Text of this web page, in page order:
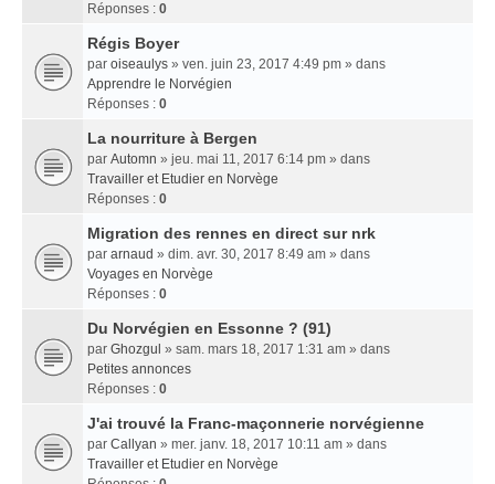
Réponses : 0
Régis Boyer
par oiseaulys » ven. juin 23, 2017 4:49 pm » dans
Apprendre le Norvégien
Réponses : 0
La nourriture à Bergen
par Automn » jeu. mai 11, 2017 6:14 pm » dans
Travailler et Etudier en Norvège
Réponses : 0
Migration des rennes en direct sur nrk
par arnaud » dim. avr. 30, 2017 8:49 am » dans
Voyages en Norvège
Réponses : 0
Du Norvégien en Essonne ? (91)
par Ghozgul » sam. mars 18, 2017 1:31 am » dans
Petites annonces
Réponses : 0
J'ai trouvé la Franc-maçonnerie norvégienne
par Callyan » mer. janv. 18, 2017 10:11 am » dans
Travailler et Etudier en Norvège